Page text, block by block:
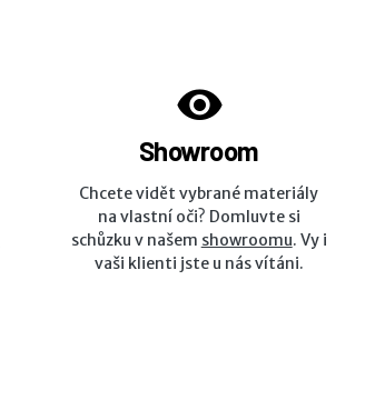
Showroom
Chcete vidět vybrané materiály
na vlastní oči? Domluvte si
schůzku v našem showroomu. Vy i
vaši klienti jste u nás vítáni.